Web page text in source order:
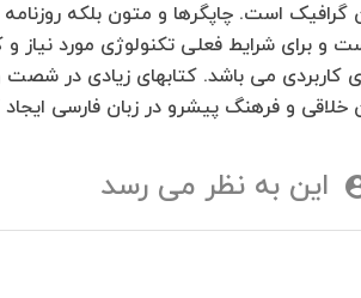
گرافیک است. چاپگرها و متون بلکه
و برای شرایط فعلی تکنولوژی مورد نیاز
کاربردی می باشد. کتابهای زیادی
خلاقی و فرهنگ پیشرو در زبان فارسی ایجاد
این به نظر می رسد